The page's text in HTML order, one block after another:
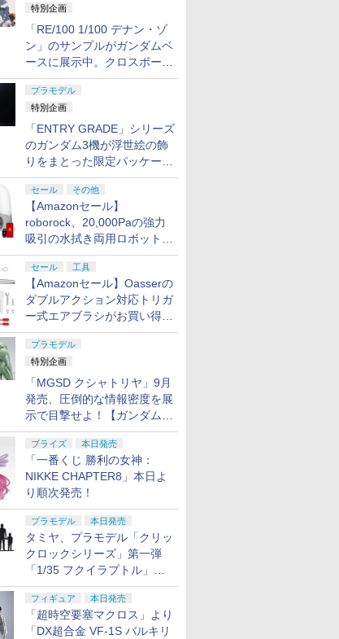
特別企画
「RE/100 1/100 デナン・ゾ
ン」のサンプルがガンダムベ
ースに展示中。クロスボー
ン・バンガードの制式量産機
が間もなく発送【ガンダムベ
ース撮り下ろし】
プラモデル
特別企画
「ENTRY GRADE」シリーズ
のガンダム3機が浮世絵の飾
りをまとった限定パッケージ
で8月29日に発売！ お土産
にもピッタリ!?【ガンダムベ
ース撮り下ろし】
セール その他
【Amazonセール】
roborock、20,000Paの強力
吸引の水拭き両用ロボット掃
除機「Qrevo Curv 2 Flow」
がお買い得！
セール 工具
【Amazonセール】Oasserの
ダブルアクション対応トリガ
ー式エアブラシがお買い得価
格で登場！
プラモデル
特別企画
「MGSD クシャトリヤ」9月
発売、圧倒的な情報密度を展
示で目撃せよ！【ガンダムベ
ース撮り下ろし】
プライズ 本日発売
「一番くじ 勝利の女神：
NIKKE CHAPTER8」本日よ
り順次発売！
プラモデル 本日発売
タミヤ、プラモデル「クリッ
クロックシリーズ」第一弾
「1/35 フクイラプトル」本
日発売！
フィギュア 本日発売
「超時空要塞マクロス」より
「DX超合金 VF-1S バルキリ